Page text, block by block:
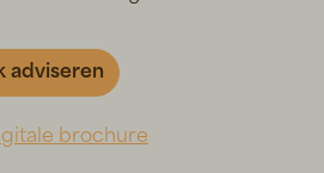
adviseren
brochure